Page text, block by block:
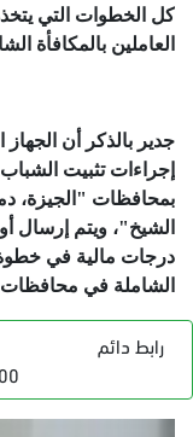
كل الخطوات التي
العاملين
جدير بالذكر أن
إجراءات تثبيت
بمحافظات "الجيزة،
الشيخ"، ويتم إرسال
درجات مالية في خطوة
الشاملة في محافظات
رابط دائم